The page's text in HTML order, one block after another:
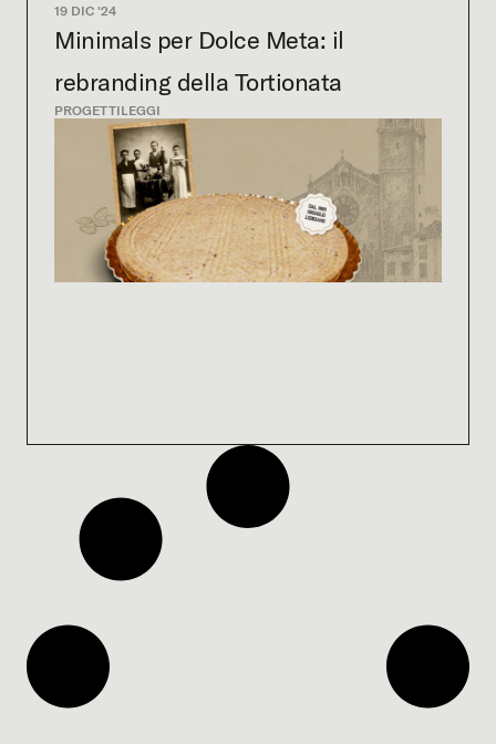
19 DIC '24
Minimals per Dolce Meta: il
rebranding della Tortionata
PROGETTILEGGI